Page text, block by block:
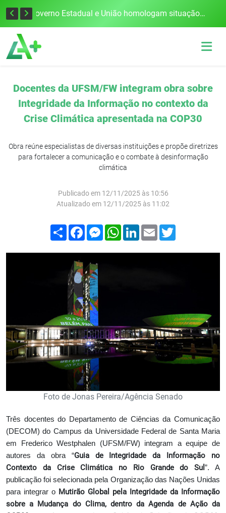
Defesa Civil alerta para risco de tornado e tempestades severas no RS entre esta quinta e sexta-feira Governo Estadual e União homologam situação de emergência em Frederico Westphalen após vendaval
Docentes da UFSM/FW integram obra sobre
Integridade da Informação no contexto da
Crise Climática apresentada na COP30
Obra reúne especialistas de diversas instituições e propõe diretrizes
para fortalecer a comunicação e o combate à desinformação
climática
Publicado em 12/11/2025 às 10:56
Atualizado em 12/11/2025 às 11:02
Compartilhar
FacebookMessenger
WhatsApp
LinkedIn
Email
Foto de Jonas Pereira/Agência Senado
Três docentes do Departamento de Ciências da Comunicação
(DECOM) do Campus da Universidade Federal de Santa Maria
em Frederico Westphalen (UFSM/FW) integram a equipe de
autores da obra “Guia de Integridade da Informação no
Contexto da Crise Climática no Rio Grande do Sul”. A
publicação foi selecionada pela Organização das Nações Unidas
para integrar o Mutirão Global pela Integridade da Informação
sobre a Mudança do Clima, dentro da Agenda de Ação da